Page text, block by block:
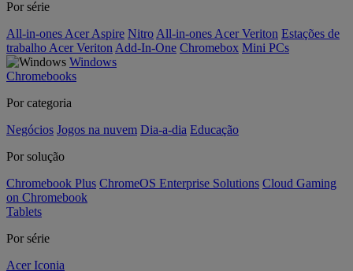
Por série
All-in-ones Acer Aspire Nitro All-in-ones Acer Veriton Estações de
trabalho Acer Veriton Add-In-One Chromebox Mini PCs
Windows
Chromebooks
Por categoria
Negócios Jogos na nuvem Dia-a-dia Educação
Por solução
Chromebook Plus ChromeOS Enterprise Solutions Cloud Gaming
on Chromebook
Tablets
Por série
Acer Iconia